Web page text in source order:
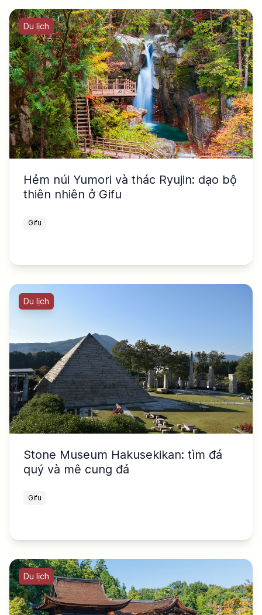
Du lịch
Hẻm núi Yumori và thác Ryujin: dạo bộ
thiên nhiên ở Gifu
Gifu
Du lịch
Stone Museum Hakusekikan: tìm đá
quý và mê cung đá
Gifu
Du lịch